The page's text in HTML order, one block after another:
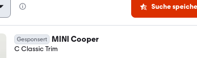
Suche
Gesponsert MINI Cooper
C Classic Trim